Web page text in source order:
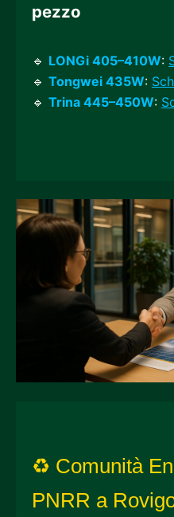
pezzo
🔹 LONGi 405–410W:
🔹 Tongwei 435W:
🔹 Trina 445–450W:
♻ Comunità
PNRR a